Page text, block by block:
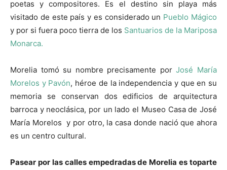
poetas y compositores. Es el destino sin playa más
visitado de este país y es considerado un Pueblo Mágico
y por si fuera poco tierra de los Santuarios de la Mariposa
Monarca.
Morelia tomó su nombre precisamente porJosé María
Morelos y Pavón, héroe de la independencia y que en su
memoria se conservan dos edificios de arquitectura
barroca y neoclásica, por un lado el Museo Casa de José
María Morelos y por otro, la casa donde nació que ahora
es un centro cultural.
Pasear por las calles empedradas de Morelia es toparte